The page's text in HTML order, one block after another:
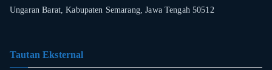
Ungaran Barat, Kabupaten Semarang, Jawa Tengah 50512
Tautan Eksternal